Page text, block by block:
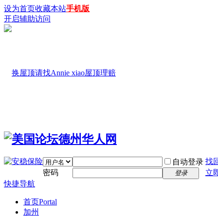
设为首页收藏本站手机版
开启辅助访问
自动登录 找
密码
登录
立
快捷导航
首页Portal
加州